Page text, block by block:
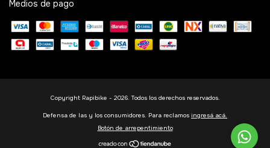
Medios de pago
Copyright Rapibike - 2026. Todos los derechos reservados.
Defensa de las y los consumidores. Para reclamos ingresá acá.
Botón de arrepentimiento